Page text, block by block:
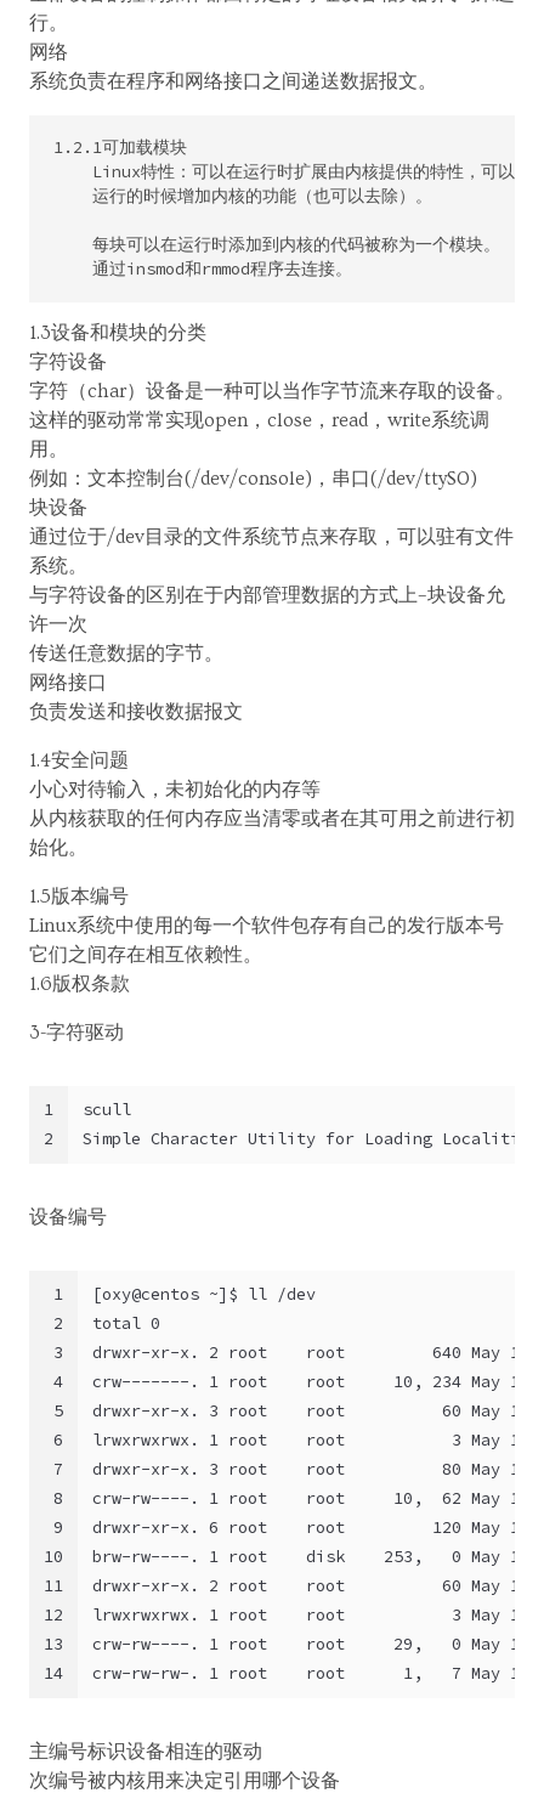
行。
网络
系统负责在程序和网络接口之间递送数据报文。
1.2.1可加载模块
Linux特性：可以在运行时扩展由内核提供的特性，可以在
    运行的时候增加内核的功能（也可以去除）。
    每块可以在运行时添加到内核的代码被称为一个模块。
1.3设备和模块的分类
字符设备
字符（char）设备是一种可以当作字节流来存取的设备。
这样的驱动常常实现open，close，read，write系统调
用。
例如：文本控制台(/dev/console)，串口(/dev/ttyS0)
块设备
通过位于/dev目录的文件系统节点来存取，可以驻有文件
系统。
与字符设备的区别在于内部管理数据的方式上–块设备允
许一次
传送任意数据的字节。
网络接口
负责发送和接收数据报文
1.4安全问题
小心对待输入，未初始化的内存等
从内核获取的任何内存应当清零或者在其可用之前进行初
始化。
1.5版本编号
Linux系统中使用的每一个软件包存有自己的发行版本号
它们之间存在相互依赖性。
1.6版权条款
3-字符驱动
1
2
scull
Simple Character Utility for Loading Localities
设备编号
1
2
3
4
5
6
7
8
9
10
11
12
13
14
[oxy@centos ~]$ ll /dev
drwxr-xr-x. 2 root    root         640 May 12
crw-------. 1 root    root     10, 234 May 12
drwxr-xr-x. 3 root    root          60 May 12
lrwxrwxrwx. 1 root    root           3 May 12
drwxr-xr-x. 3 root    root          80 May 12
crw-rw----. 1 root    root     10,  62 May 12
drwxr-xr-x. 6 root    root         120 May 12
brw-rw----. 1 root    disk    253,   0 May 12
drwxr-xr-x. 2 root    root          60 May 12
lrwxrwxrwx. 1 root    root           3 May 12
crw-rw----. 1 root    root     29,   0 May 12
crw-rw-rw-. 1 root    root      1,   7 May 12
主编号标识设备相连的驱动
次编号被内核用来决定引用哪个设备